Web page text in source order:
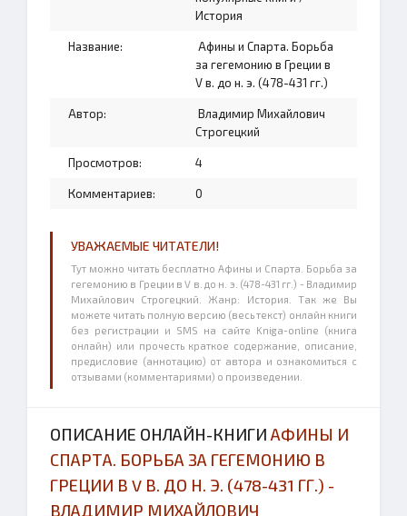
История
Название:
Афины и Спарта. Борьба
за гегемонию в Греции в
V в. до н. э. (478-431 гг.)
Автор:
Владимир Михайлович
Строгецкий
Просмотров: 4
Комментариев: 0
УВАЖАЕМЫЕ ЧИТАТЕЛИ!
Тут можно читать бесплатно Афины и Спарта. Борьба за
гегемонию в Греции в V в. до н. э. (478-431 гг.) - Владимир
Михайлович Строгецкий. Жанр: История. Так же Вы
можете читать полную версию (весь текст) онлайн книги
без регистрации и SMS на сайте Kniga-online (книга
онлайн) или прочесть краткое содержание, описание,
предисловие (аннотацию) от автора и ознакомиться с
отзывами (комментариями) о произведении.
ОПИСАНИЕ ОНЛАЙН-КНИГИ АФИНЫ И
СПАРТА. БОРЬБА ЗА ГЕГЕМОНИЮ В
ГРЕЦИИ В V В. ДО Н. Э. (478-431 ГГ.) -
ВЛАДИМИР МИХАЙЛОВИЧ